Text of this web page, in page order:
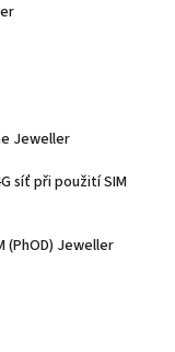
Jeweller
síť při použití SIM
(PhOD) Jeweller